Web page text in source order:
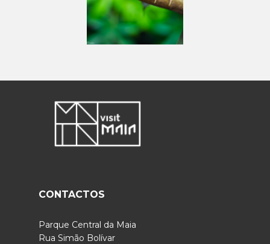
CONTACTOS
Parque Central da Maia
Rua Simão Bolívar